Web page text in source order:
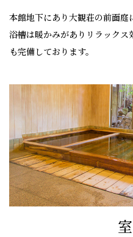
本館地下にあり大観荘の前面庭
浴槽は暖かみがありリラックス
も完備しております。